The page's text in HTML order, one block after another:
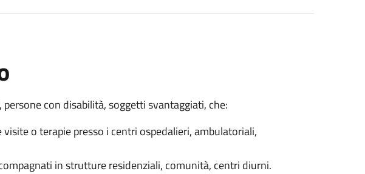
persone con disabilità, soggetti svantaggiati, che:
o terapie presso i centri ospedalieri, ambulatoriali,
in strutture residenziali, comunità, centri diurni.